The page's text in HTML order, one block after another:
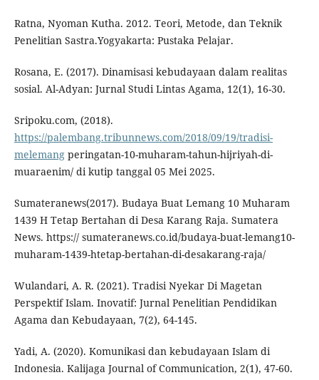
Ratna, Nyoman Kutha. 2012. Teori, Metode, dan Teknik
Penelitian Sastra.Yogyakarta: Pustaka Pelajar.
Rosana, E. (2017). Dinamisasi kebudayaan dalam realitas
sosial. Al-Adyan: Jurnal Studi Lintas Agama, 12(1), 16-30.
Sripoku.com, (2018).
https://palembang.tribunnews.com/2018/09/19/tradisi-
melemangperingatan-10-muharam-tahun-hijriyah-di-
muaraenim/ di kutip tanggal 05 Mei 2025.
Sumateranews(2017). Budaya Buat Lemang 10 Muharam
1439 H Tetap Bertahan di Desa Karang Raja. Sumatera
News. https:// sumateranews.co.id/budaya-buat-lemang10-
muharam-1439-htetap-bertahan-di-desakarang-raja/
Wulandari, A. R. (2021). Tradisi Nyekar Di Magetan
Perspektif Islam. Inovatif: Jurnal Penelitian Pendidikan
Agama dan Kebudayaan, 7(2), 64-145.
Yadi, A. (2020). Komunikasi dan kebudayaan Islam di
Indonesia. Kalijaga Journal of Communication, 2(1), 47-60.